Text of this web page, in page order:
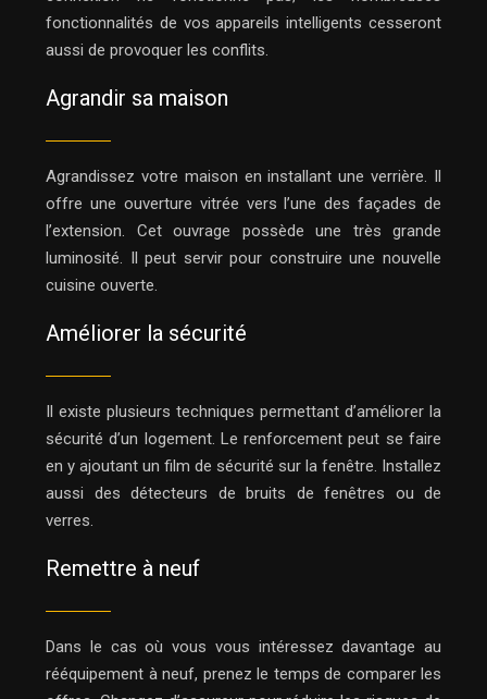
fonctionnalités de vos appareils intelligents cesseront
aussi de provoquer les conflits.
Agrandir sa maison
Agrandissez votre maison en installant une verrière. Il
offre une ouverture vitrée vers l’une des façades de
l’extension. Cet ouvrage possède une très grande
luminosité. Il peut servir pour construire une nouvelle
cuisine ouverte.
Améliorer la sécurité
Il existe plusieurs techniques permettant d’améliorer la
sécurité d’un logement. Le renforcement peut se faire
en y ajoutant un film de sécurité sur la fenêtre. Installez
aussi des détecteurs de bruits de fenêtres ou de
verres.
Remettre à neuf
Dans le cas où vous vous intéressez davantage au
rééquipement à neuf, prenez le temps de comparer les